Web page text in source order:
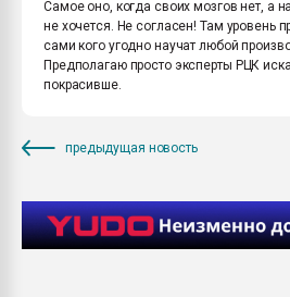
Самое оно, когда своих мозгов нет, а
не хочется. Не согласен! Там уровень
сами кого угодно научат любой
Предполагаю просто эксперты РЦК
покрасивше.
предыдущая новость